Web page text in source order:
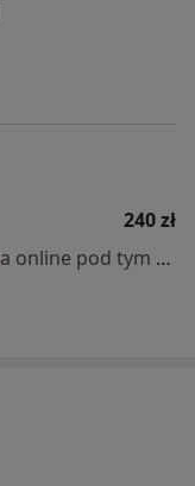
240 zł
Specjalista nie oferuje umawiania online pod tym adresem.